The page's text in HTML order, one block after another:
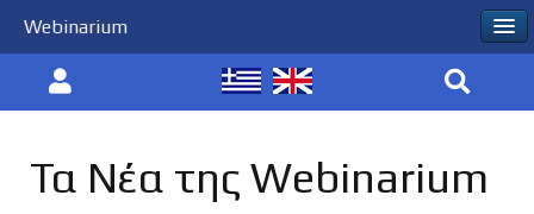
Τα Νέα της Webinarium
Webinarium